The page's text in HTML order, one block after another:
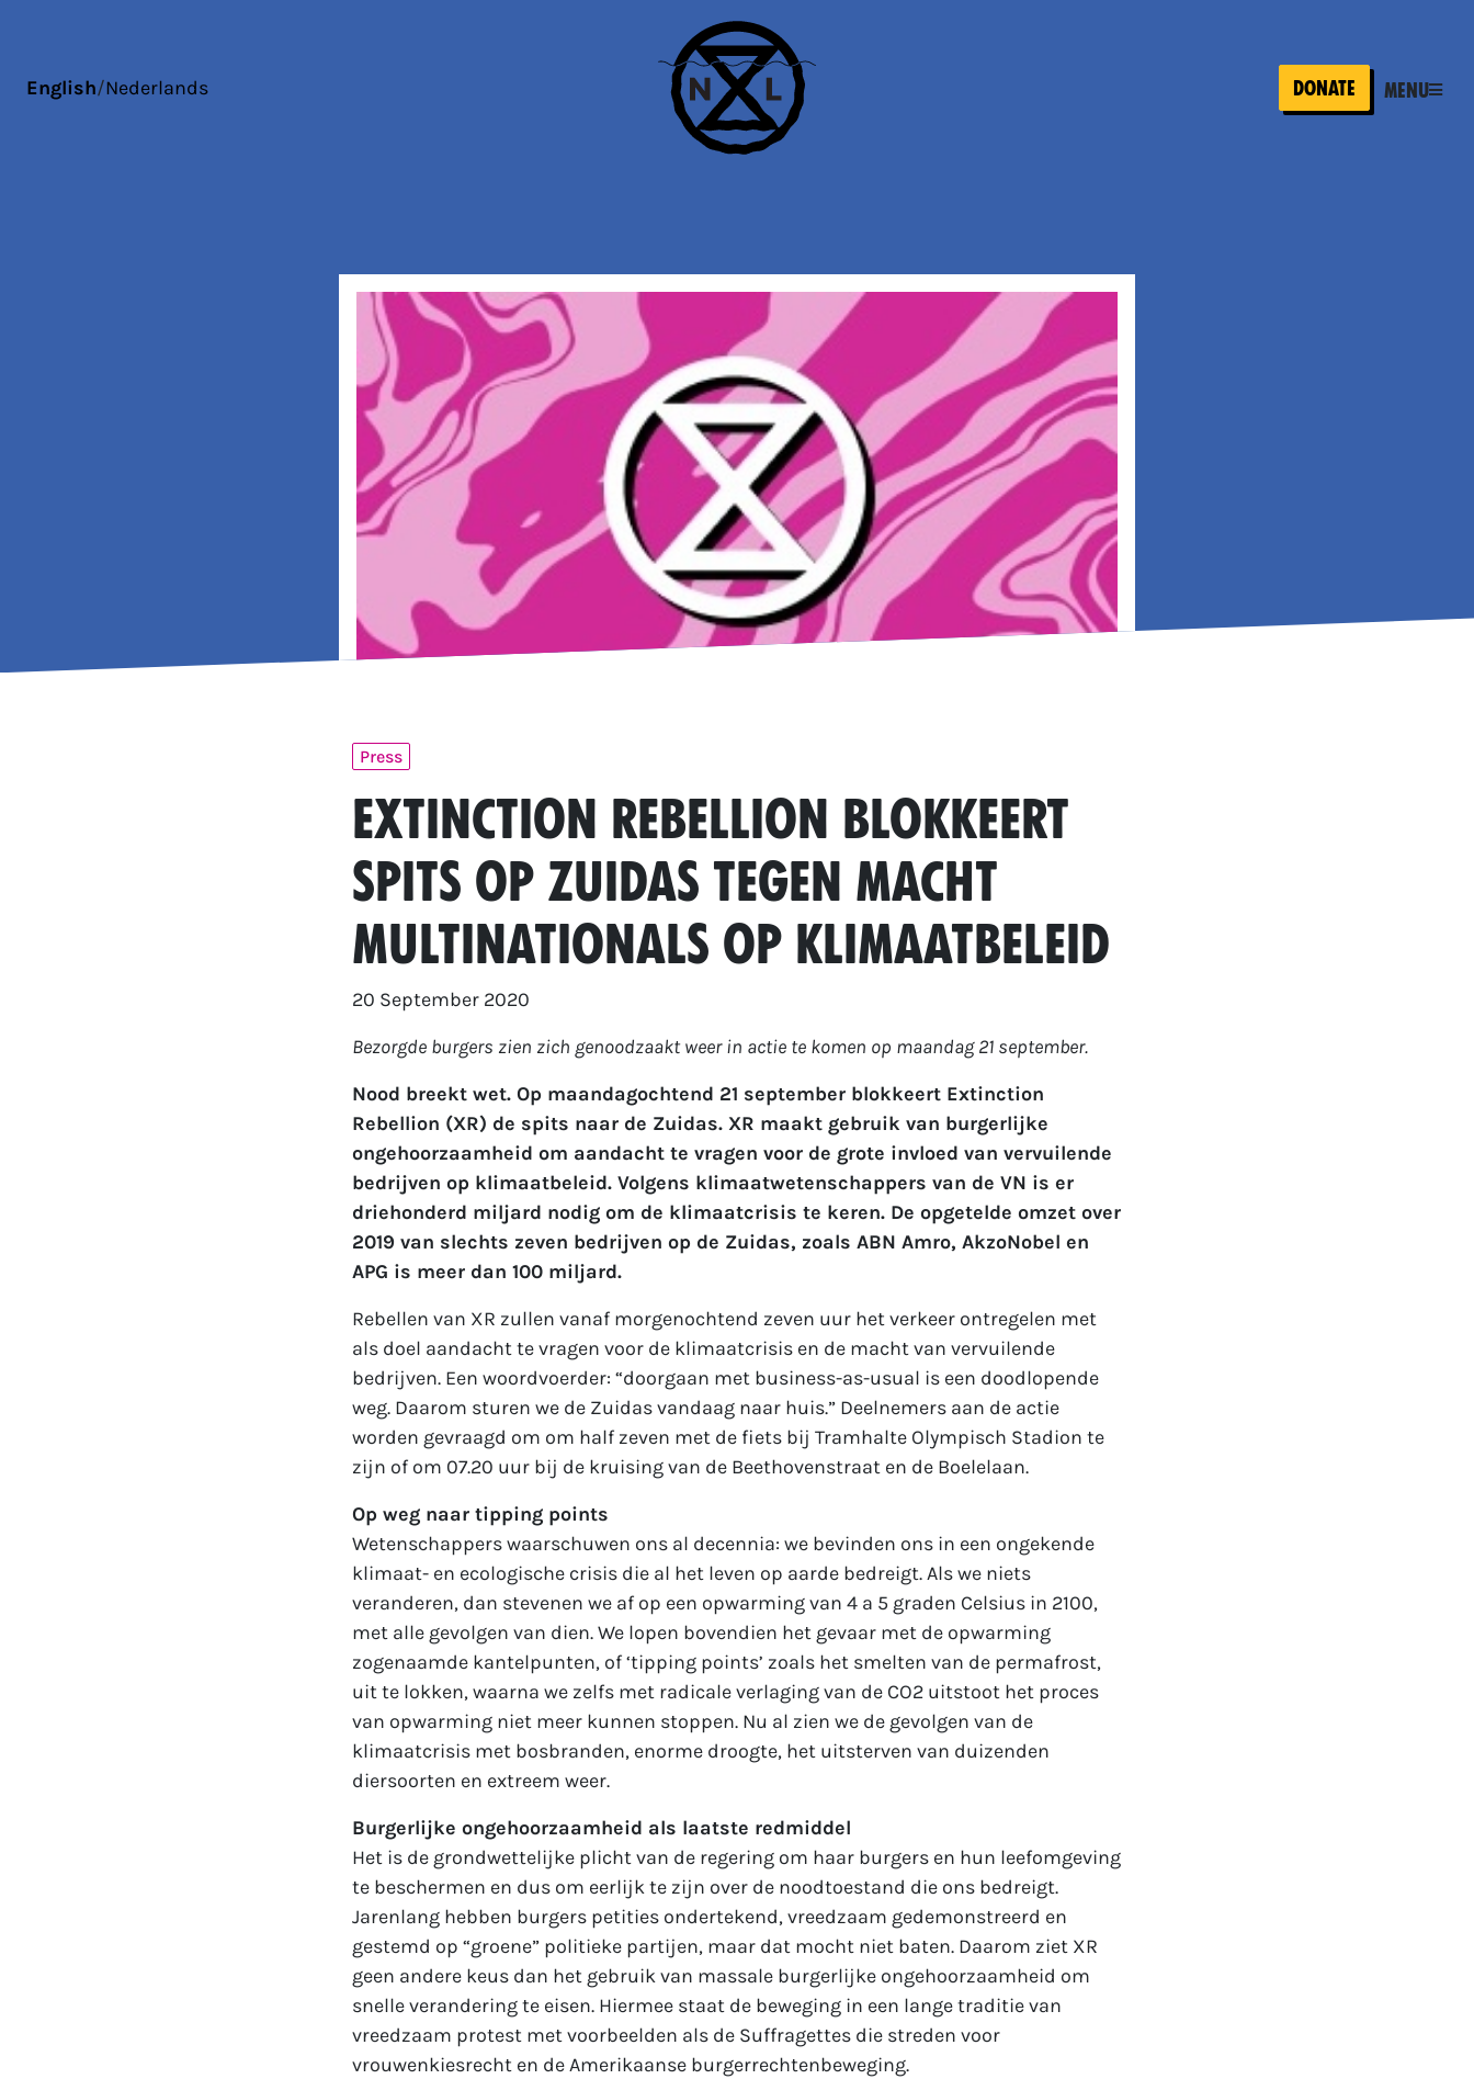
English/Nederlands Donate Menu
Press
Extinction Rebellion blokkeert
spits op Zuidas tegen macht
multinationals op klimaatbeleid
20 September 2020
Bezorgde burgers zien zich genoodzaakt weer in actie te komen op maandag 21 september.
Nood breekt wet. Op maandagochtend 21 september blokkeert Extinction
Rebellion (XR) de spits naar de Zuidas. XR maakt gebruik van burgerlijke
ongehoorzaamheid om aandacht te vragen voor de grote invloed van vervuilende
bedrijven op klimaatbeleid. Volgens klimaatwetenschappers van de VN is er
driehonderd miljard nodig om de klimaatcrisis te keren. De opgetelde omzet over
2019 van slechts zeven bedrijven op de Zuidas, zoals ABN Amro, AkzoNobel en
APG is meer dan 100 miljard.
Rebellen van XR zullen vanaf morgenochtend zeven uur het verkeer ontregelen met
als doel aandacht te vragen voor de klimaatcrisis en de macht van vervuilende
bedrijven. Een woordvoerder: “doorgaan met business-as-usual is een doodlopende
weg. Daarom sturen we de Zuidas vandaag naar huis.” Deelnemers aan de actie
worden gevraagd om om half zeven met de fiets bij Tramhalte Olympisch Stadion te
zijn of om 07.20 uur bij de kruising van de Beethovenstraat en de Boelelaan.
Op weg naar tipping points
Wetenschappers waarschuwen ons al decennia: we bevinden ons in een ongekende
klimaat- en ecologische crisis die al het leven op aarde bedreigt. Als we niets
veranderen, dan stevenen we af op een opwarming van 4 a 5 graden Celsius in 2100,
met alle gevolgen van dien. We lopen bovendien het gevaar met de opwarming
zogenaamde kantelpunten, of ‘tipping points’ zoals het smelten van de permafrost,
uit te lokken, waarna we zelfs met radicale verlaging van de CO2 uitstoot het proces
van opwarming niet meer kunnen stoppen. Nu al zien we de gevolgen van de
klimaatcrisis met bosbranden, enorme droogte, het uitsterven van duizenden
diersoorten en extreem weer.
Burgerlijke ongehoorzaamheid als laatste redmiddel
Het is de grondwettelijke plicht van de regering om haar burgers en hun leefomgeving
te beschermen en dus om eerlijk te zijn over de noodtoestand die ons bedreigt.
Jarenlang hebben burgers petities ondertekend, vreedzaam gedemonstreerd en
gestemd op “groene” politieke partijen, maar dat mocht niet baten. Daarom ziet XR
geen andere keus dan het gebruik van massale burgerlijke ongehoorzaamheid om
snelle verandering te eisen. Hiermee staat de beweging in een lange traditie van
vreedzaam protest met voorbeelden als de Suffragettes die streden voor
vrouwenkiesrecht en de Amerikaanse burgerrechtenbeweging.